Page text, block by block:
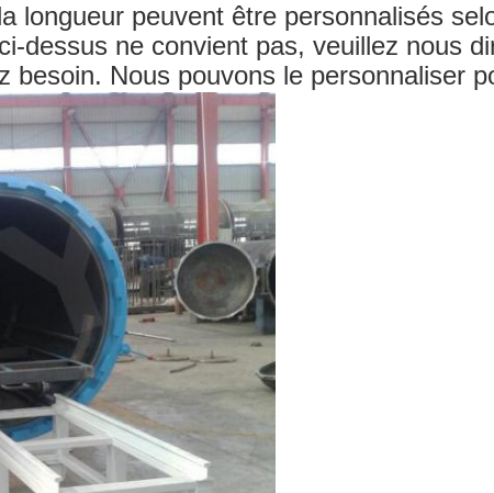
longueur peuvent être personnalisés
dessus ne convient pas, veuillez nous
besoin. Nous pouvons le personnaliser